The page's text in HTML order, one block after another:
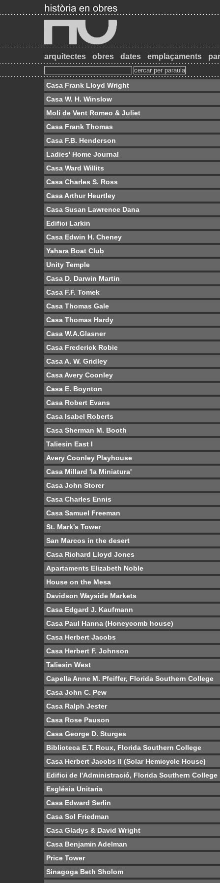
arquitectes obres dates emplaçaments
Casa Frank Lloyd Wright
Casa W. H. Winslow
Molí de Vent Romeo & Juliet
Casa Frank Thomas
Casa F.B. Henderson
Ladies' Home Journal
Casa Ward Willits
Casa Charles S. Ross
Casa Arthur Heurtley
Casa Susan Lawrence Dana
Edifici Larkin
Casa Edwin H. Cheney
Yahara Boat Club
Unity Temple
Casa D. Darwin Martin
Casa F.F. Tomek
Casa Thomas Gale
Casa Thomas Hardy
Casa W.A.Glasner
Casa Frederick Robie
Casa A. W. Gridley
Casa Avery Coonley
Casa E. Boynton
Casa Robert Evans
Casa Isabel Roberts
Casa Sherman M. Booth
Taliesin East I
Avery Coonley Playhouse
Casa Millard 'la Miniatura'
Casa John Storer
Casa Charles Ennis
Casa Samuel Freeman
St. Mark's Tower
San Marcos in the desert
Casa Richard Lloyd Jones
Apartaments Elizabeth Noble
House on the Mesa
Davidson Wayside Markets
Casa Edgard J. Kaufmann
Casa Paul Hanna (Honeycomb house)
Casa Herbert Jacobs
Casa Herbert F. Johnson
Taliesin West
Capella Anne M. Pfeiffer, Florida Southern College
Casa John C. Pew
Casa Ralph Jester
Casa Rose Pauson
Casa George D. Sturges
Biblioteca E.T. Roux, Florida Southern College
Casa Herbert Jacobs II (Solar Hemicycle House)
Edifici de l'Administració, Florida Southern College
Església Unitaria
Casa Edward Serlin
Casa Sol Friedman
Casa Gladys & David Wright
Casa Benjamin Adelman
Price Tower
Sinagoga Beth Sholom